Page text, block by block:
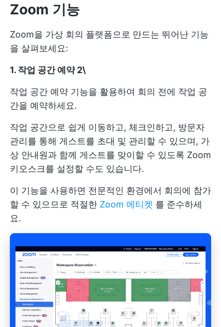
Zoom 기능
Zoom을 가상 회의 플랫폼으로 만드는 뛰어난 기능
을 살펴보세요:
1. 작업 공간 예약2\
작업 공간 예약 기능을 활용하여 회의 전에 작업 공
간을 예약하세요.
작업 공간으로 쉽게 이동하고, 체크인하고, 방문자
관리를 통해 게스트를 초대 및 관리할 수 있으며, 가
상 안내원과 함께 게스트를 맞이할 수 있도록 Zoom
키오스크를 설정할 수도 있습니다.
이 기능을 사용하면 전문적인 환경에서 회의에 참가
할 수 있으므로 적절한 Zoom 에티켓 를 준수하세
요.